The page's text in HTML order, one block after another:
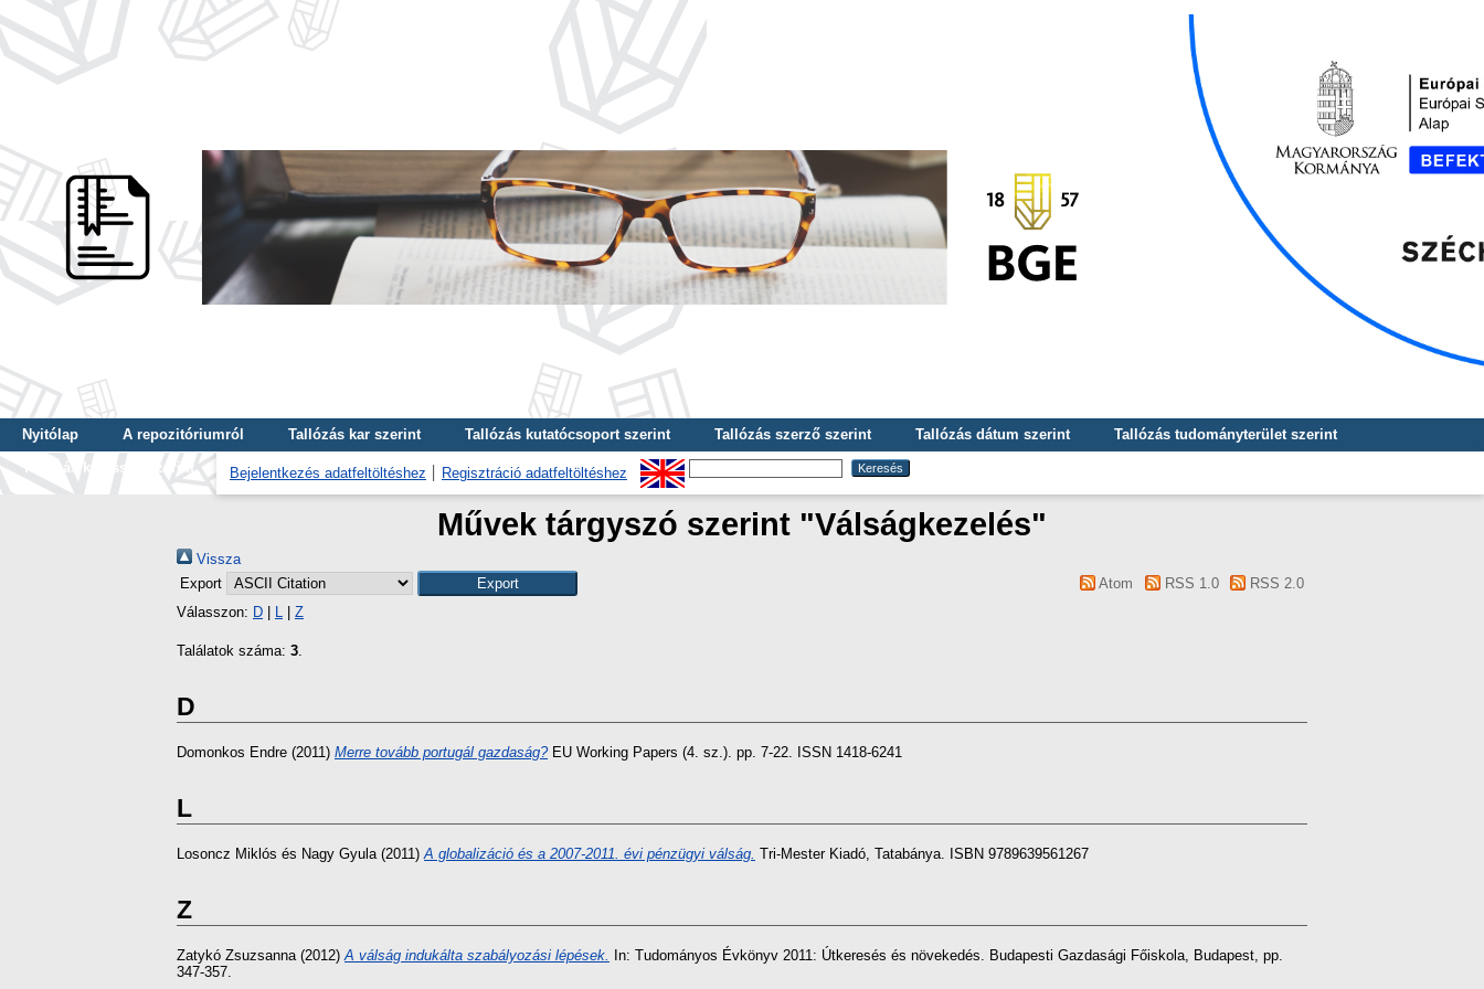
Nyitólap A repozitóriumról Tallózás kar szerint Tallózás kutatócsoport szerint Tallózás szerző szerint Tallózás dátum szerint
Tallózás tudományterület szerint
Tallózás kulcsszó szerint
Bejelentkezés adatfeltöltéshez Regisztráció adatfeltöltéshez
Művek tárgyszó szerint "Válságkezelés"
Vissza
Export
Atom RSS 1.0
RSS 2.0
Válasszon: D L Z
Találatok száma: 3.
D
Domonkos Endre (2011) Merre tovább portugál gazdaság?EU Working Papers (4. sz.). pp. 7-22. ISSN 1418-6241
L
Losoncz Miklós és Nagy Gyula(2011)A globalizáció és a 2007-2011. évi pénzügyi válság. Tri-Mester Kiadó, Tatabánya. ISBN 9789639561267
Z
Zatykó Zsuzsanna(2012)A válság indukálta szabályozási lépések.
In: Tudományos Évkönyv 2011: Útkeresés és növekedés. Budapesti Gazdasági Főiskola, Budapest, pp.
347-357.